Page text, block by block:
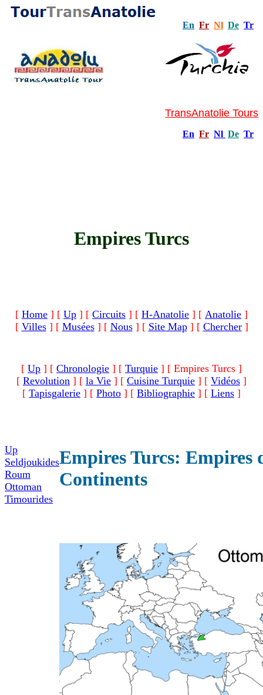
En Fr Nl De Tr
TransAnatolie Tours
En Fr Nl De Tr
Empires Turcs
[ Home ] [ Up ] [ Circuits ] [ H-Anatolie ] [ Anatolie ]
[ Villes] [ Musées] [ Nous] [ Site Map] [ Chercher]
[ Up ] [ Chronologie ] [ Turquie ] [ Empires Turcs ]
[ Revolution ] [ la Vie ] [ Cuisine Turquie ] [ Vidéos ]
[ Tapisgalerie ] [ Photo ] [ Bibliographie ] [ Liens ]
Up
Seldjoukides
Roum
Ottoman
Timourides
Empires Turcs: Empires
Continents